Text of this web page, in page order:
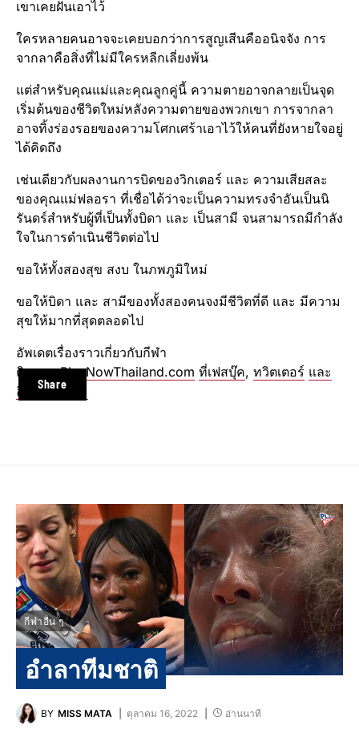
Share
เขาเคยฝันเอาไว้
ใครหลายคนอาจจะเคยบอกว่าการสูญเสีนคืออนิจจัง การ
จากลาคือสิ่งที่ไม่มีใครหลีกเลี่ยง​พ้น
แต่สำหรับคุณแม่และคุณลูกคู่นี้ ความตายอาจกลายเป็นจุด
เริ่มต้นของชีวิตใหม่หลังความตายของพวกเขา การจากลา
อาจทิ้งร่องรอยของความโศกเศร้า​เอาไว้ให้คนที่ยังหายใจอยู่
ได้คิดถึง
เช่นเดียวกับผลงานการบิดของวิกเตอร์​ และ ความเสียสละ
ของคุณแม่ฟลอรา ที่เชื่อได้ว่าจะเป็นความทรงจำอันเป็นนิ
รันดร์​สำหรับผู้ที่เป็นทั้งบิดา และ เป็นสามี จนสามารถมีกำลัง
ใจในการดำเนินชีวิต​ต่อไป
ขอให้ทั้งสองสุข สงบ ในภพภูมิ​ใหม่
ขอให้บิดา และ สามีของทั้งสองคนจงมีชีวิตที่ดี และ มีความ
สุขให้มากที่สุดตลอดไป
อัพเดตเรื่องราวเกี่ยวกับกีฬา
ติดตามPlayNowThailand.com ที่เฟสบุ๊ค, ทวิตเตอร์ และ
อินสตาแกรม
กีฬาอื่น ๆ
อำลาทีมชาติ
BY MISS MATA ตุลาคม 16, 2022 อ่านนาที